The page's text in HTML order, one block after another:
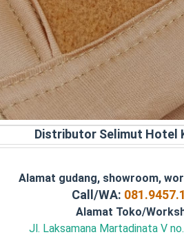
Distributor Selimut Hotel
Alamat gudang, showroom,
Call/WA:
Alamat Toko/
Jl. Laksamana Martadinata V